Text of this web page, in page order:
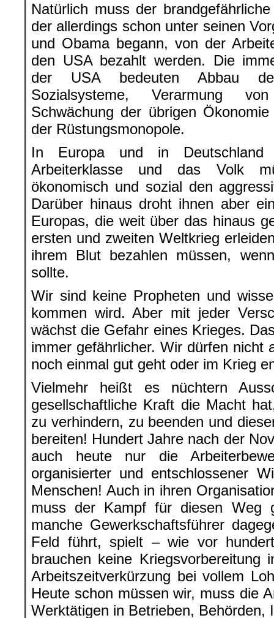
Natürlich muss der
der allerdings schon unter seinen
und Obama begann, von der
den USA bezahlt werden. Die
der USA bedeuten Abbau
Sozialsysteme, Verarmung
Schwächung der übrigen
der Rüstungsmonopole.
In Europa und in
Arbeiterklasse und das Volk
ökonomisch und sozial den
Darüber hinaus droht ihnen aber
Europas, die weit über das hinaus
ersten und zweiten Weltkrieg
ihrem Blut bezahlen müssen,
sollte.
Wir sind keine Propheten und
kommen wird. Aber mit jeder
wächst die Gefahr eines Krieges.
immer gefährlicher. Wir dürfen nicht
noch einmal gut geht oder im Krieg
Vielmehr heißt es nüchtern
gesellschaftliche Kraft die Macht
zu verhindern, zu beenden und
bereiten! Hundert Jahre nach der
auch heute nur die
organisierter und entschlossener
Menschen! Auch in ihren
muss der Kampf für diesen Weg
manche Gewerkschaftsführer
Feld führt, spielt – wie vor
brauchen keine Kriegsvorbereitung
Arbeitszeitverkürzung bei vollem
Heute schon müssen wir, muss die
Werktätigen in Betrieben, Behörden,